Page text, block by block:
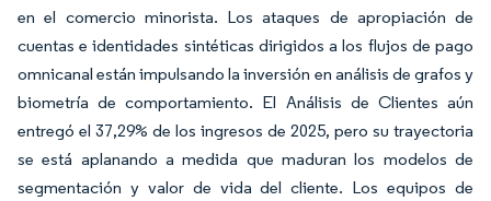
en el comercio minorista. Los ataques de apropiación de
cuentas e identidades sintéticas dirigidos a los flujos de pago
omnicanal están impulsando la inversión en análisis de grafos y
biometría de comportamiento. El Análisis de Clientes aún
entregó el 37,29% de los ingresos de 2025, pero su trayectoria
se está aplanando a medida que maduran los modelos de
segmentación y valor de vida del cliente. Los equipos de